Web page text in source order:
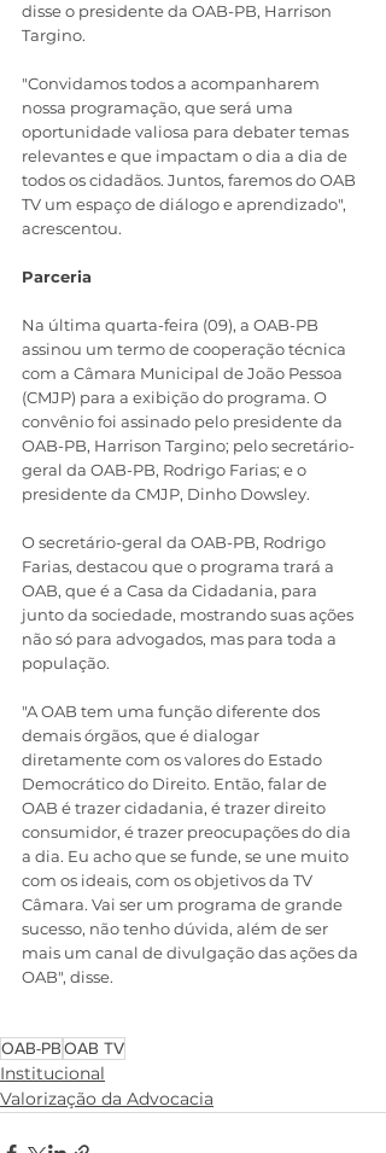
disse o presidente da OAB-PB, Harrison
Targino.
"Convidamos todos a acompanharem
nossa programação, que será uma
oportunidade valiosa para debater temas
relevantes e que impactam o dia a dia de
todos os cidadãos. Juntos, faremos do OAB
TV um espaço de diálogo e aprendizado",
acrescentou.
Parceria
Na última quarta-feira (09), a OAB-PB
assinou um termo de cooperação técnica
com a Câmara Municipal de João Pessoa
(CMJP) para a exibição do programa. O
convênio foi assinado pelo presidente da
OAB-PB, Harrison Targino; pelo secretário-
geral da OAB-PB, Rodrigo Farias; e o
presidente da CMJP, Dinho Dowsley.
O secretário-geral da OAB-PB, Rodrigo
Farias, destacou que o programa trará a
OAB, que é a Casa da Cidadania, para
junto da sociedade, mostrando suas ações
não só para advogados, mas para toda a
população.
"A OAB tem uma função diferente dos
demais órgãos, que é dialogar
diretamente com os valores do Estado
Democrático do Direito. Então, falar de
OAB é trazer cidadania, é trazer direito
consumidor, é trazer preocupações do dia
a dia. Eu acho que se funde, se une muito
com os ideais, com os objetivos da TV
Câmara. Vai ser um programa de grande
sucesso, não tenho dúvida, além de ser
mais um canal de divulgação das ações da
OAB", disse.
OAB-PBOAB TV
Institucional
Valorização da Advocacia